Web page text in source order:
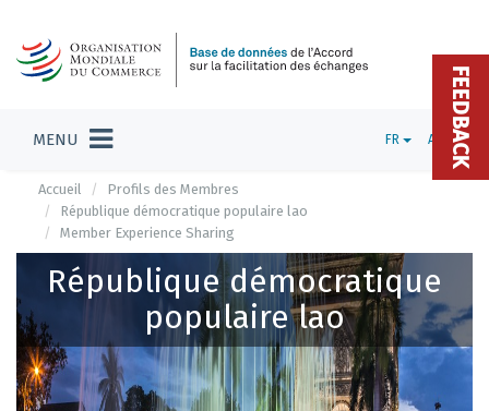
MENU FR ADMIN
Accueil
Profils des Membres
République démocratique populaire lao
Member Experience Sharing
République démocratique
populaire lao
FEEDBACK